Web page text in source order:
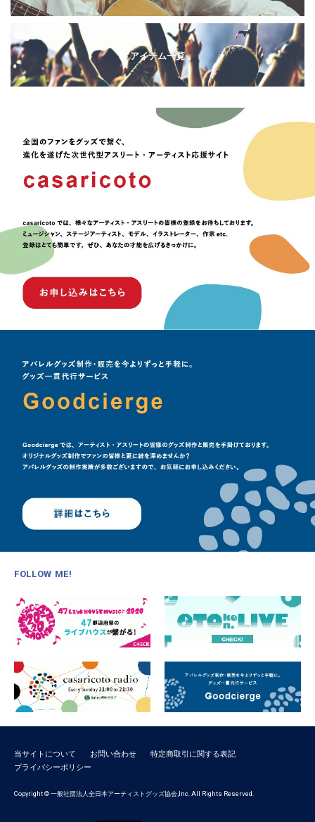
アイテム一覧
FOLLOW ME!
当サイトについて お問い合わせ
特定商取引に関する表記
プライバシーポリシー
Copyright © 一般社団法人全日本アーティストグッズ協会,Inc. All Rights Reserved.